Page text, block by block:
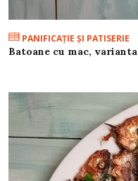
PANIFICAŢIE ŞI PATISERIE
Batoane cu mac,